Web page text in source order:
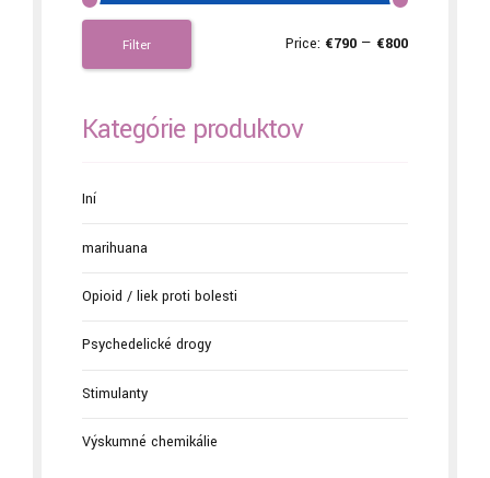
Filter Price: €790 — €800
Kategórie produktov
Iní
marihuana
Opioid / liek proti bolesti
Psychedelické drogy
Stimulanty
Výskumné chemikálie